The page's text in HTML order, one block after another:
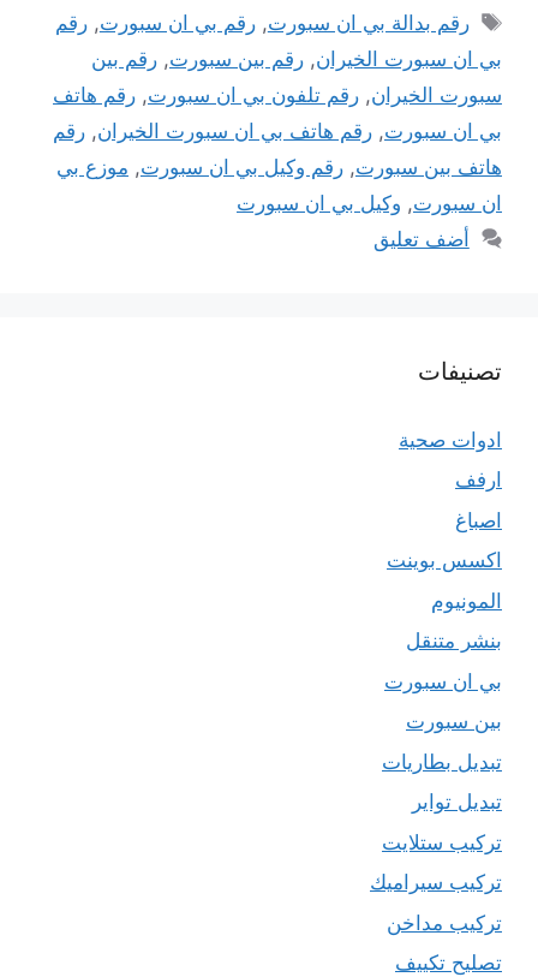
الوسوم
رقم بدالة بي ان سبورت,رقم بي ان سبورت,رقم
بي ان سبورت الخيران, رقم بين سبورت, رقم بين
سبورت الخيران, رقم تلفون بي ان سبورت, رقم هاتف
بي ان سبورت, رقم هاتف بي ان سبورت الخيران, رقم
هاتف بين سبورت, رقم وكيل بي ان سبورت, موزع بي
ان سبورت, وكيل بي ان سبورت
أضف تعليق
تصنيفات
ادوات صحية
ارفف
اصباغ
اكسس بوينت
المونيوم
بنشر متنقل
بي ان سبورت
بين سبورت
تبديل بطاريات
تبديل تواير
تركيب ستلايت
تركيب سيراميك
تركيب مداخن
تصليح تكييف